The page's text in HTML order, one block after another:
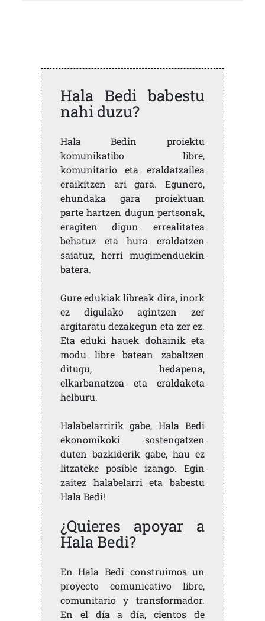
Hala Bedi babestu
nahi duzu?
Hala Bedin proiektu
komunikatibo libre,
komunitario eta eraldatzailea
eraikitzen ari gara. Egunero,
ehundaka gara proiektuan
parte hartzen dugun pertsonak,
eragiten digun errealitatea
behatuz eta hura eraldatzen
saiatuz, herri mugimenduekin
batera.
Gure edukiak libreak dira, inork
ez digulako agintzen zer
argitaratu dezakegun eta zer ez.
Eta eduki hauek dohainik eta
modu libre batean zabaltzen
ditugu, hedapena,
elkarbanatzea eta eraldaketa
helburu.
Halabelarririk gabe, Hala Bedi
ekonomikoki sostengatzen
duten bazkiderik gabe, hau ez
litzateke posible izango. Egin
zaitez halabelarri eta babestu
Hala Bedi!
¿Quieres apoyar a
Hala Bedi?
En Hala Bedi construimos un
proyecto comunicativo libre,
comunitario y transformador.
En el día a día, cientos de